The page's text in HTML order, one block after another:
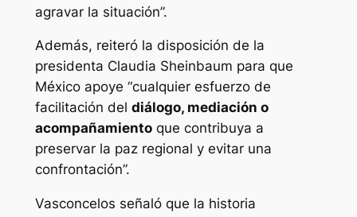
agravar la situación”.
Además, reiteró la disposición de la
presidenta Claudia Sheinbaum para que
México apoye “cualquier esfuerzo de
facilitación del diálogo, mediación o
acompañamientoque contribuya a
preservar la paz regional y evitar una
confrontación”.
Vasconcelos señaló que la historia